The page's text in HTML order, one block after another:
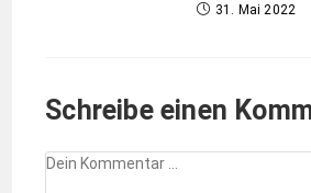
31. Mai 2022
Schreibe einen